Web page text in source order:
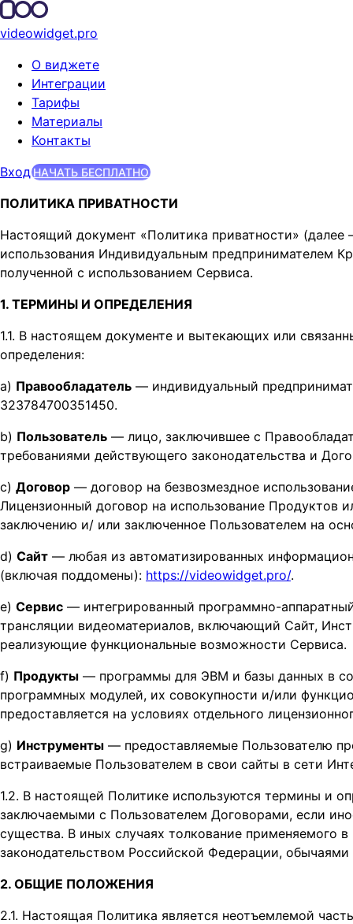
videowidget.pro
О виджете
Интеграции
Тарифы
Материалы
Контакты
Вход НАЧАТЬ БЕСПЛАТНО
ПОЛИТИКА ПРИВАТНОСТИ
Настоящий документ «Политика приватности» (далее
использования Индивидуальным предпринимателем
полученной с использованием Сервиса.
1. ТЕРМИНЫ И ОПРЕДЕЛЕНИЯ
1.1. В настоящем документе и вытекающих или
определения:
a) Правообладатель — индивидуальный
323784700351450.
b) Пользователь — лицо, заключившее с
требованиями действующего законодательства и
c) Договор — договор на безвозмездное
Лицензионный договор на использование Продуктов
заключению и/ или заключенное Пользователем на
d) Сайт — любая из автоматизированных
(включая поддомены): https://videowidget.pro/.
e) Сервис — интегрированный программно-
трансляции видеоматериалов, включающий Сайт,
реализующие функциональные возможности Сервиса.
f) Продукты — программы для ЭВМ и базы данных в
программных модулей, их совокупности и/или
предоставляется на условиях отдельного
g) Инструменты — предоставляемые Пользователю
встраиваемые Пользователем в свои сайты в сети
1.2. В настоящей Политике используются термины и
заключаемыми с Пользователем Договорами, если
существа. В иных случаях толкование применяемого
законодательством Российской Федерации,
2. ОБЩИЕ ПОЛОЖЕНИЯ
2.1. Настоящая Политика является неотъемлемой